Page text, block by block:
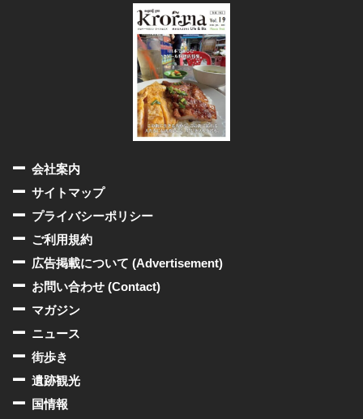
会社案内
サイトマップ
プライバシーポリシー
ご利用規約
広告掲載について (Advertisement)
お問い合わせ (Contact)
マガジン
ニュース
街歩き
遺跡観光
国情報